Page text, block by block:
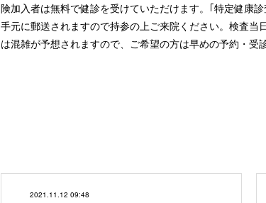
険加入者は無料で健診を受けていただけます。｢特定健康
手元に郵送されますので持参の上ご来院ください。検査当
は混雑が予想されますので、ご希望の方は早めの予約・受
2021.11.12 09:48